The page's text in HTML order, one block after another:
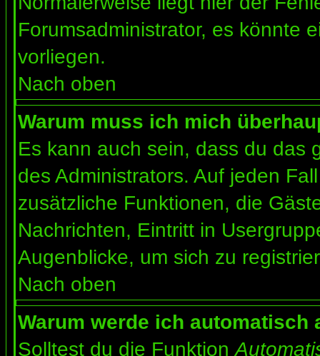
Forumsadministrator, es könnte
vorliegen.
Nach oben
Warum muss ich mich
Es kann auch sein, dass du das
des Administrators. Auf jeden
zusätzliche Funktionen, die
Nachrichten, Eintritt in
Augenblicke, um sich zu
Nach oben
Warum werde ich automatisch
Solltest du die Funktion